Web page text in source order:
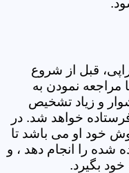
قبل از شروع
مراجعه نمودن به
و زیاد تشخیص
خواهد شد. در
خود او می باشد تا
شده را انجام دهد ، و
بگیرد.